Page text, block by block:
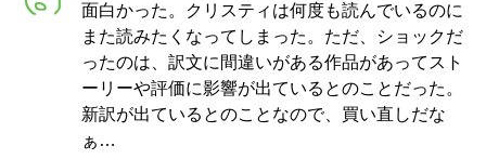
面白かった。クリスティは何度も読んでいるのに
また読みたくなってしまった。ただ、ショックだ
ったのは、訳文に間違いがある作品があってスト
ーリーや評価に影響が出ているとのことだった。
新訳が出ているとのことなので、買い直しだな
ぁ…